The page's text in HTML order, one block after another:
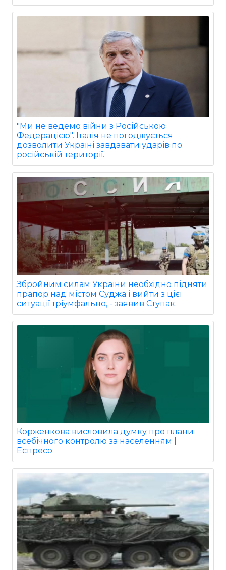
"Ми не ведемо війни з Російською
Федерацією". Італія не погоджується
дозволити Україні завдавати ударів по
російській території.
Збройним силам України необхідно підняти
прапор над містом Суджа і вийти з цієї
ситуації тріумфально, - заявив Ступак.
Корженкова висловила думку про плани
всебічного контролю за населенням |
Еспресо